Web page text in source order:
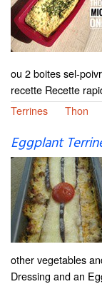
ou 2 boites sel-
recette Recette
Terrines
Thon
Eggplant
other vegetables
Dressing and an